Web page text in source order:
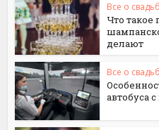
Все о
Что такое
делают
Все о
автобуса